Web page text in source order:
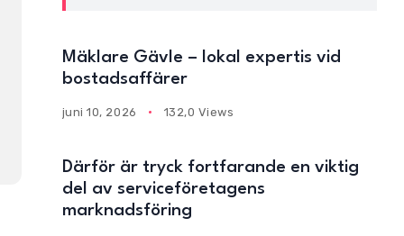
Mäklare Gävle – lokal expertis vid
bostadsaffärer
juni 10, 2026 132,0 Views
Därför är tryck fortfarande en viktig
del av serviceföretagens
marknadsföring